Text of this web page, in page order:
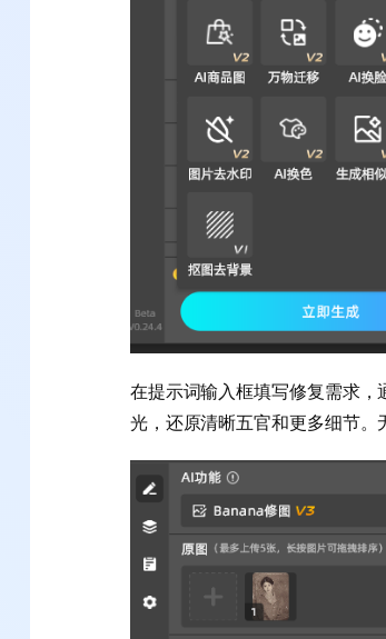
在提示词输入框填写修复需求
光，还原清晰五官和更多细节。